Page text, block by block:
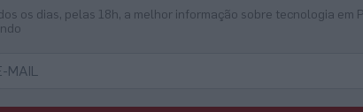
os dias, pelas 18h, a melhor informação sobre tecnologia em